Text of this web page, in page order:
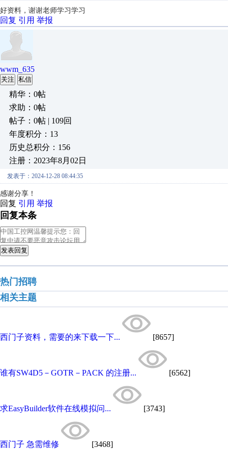
好资料，谢谢老师学习学习
回复 引用 举报
wwm_635
关注 私信
精华：0帖
求助：0帖
帖子：0帖 | 109回
年度积分：13
历史总积分：156
注册：2023年8月02日
发表于：2024-12-28 08:44:35
感谢分享！
回复 引用 举报
回复本条
发表回复
热门招聘
相关主题
西门子资料，需要的来下载一下... [8657]
谁有SW4D5－GOTR－PACK 的注册... [6562]
求EasyBuilder软件在线模拟问... [3743]
西门子 急需维修 [3468]